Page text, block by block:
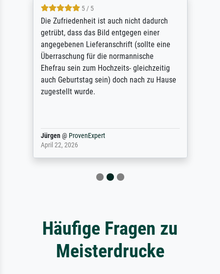
5 / 5
Die Zufriedenheit ist auch nicht dadurch
getrübt, dass das Bild entgegen einer
angegebenen Lieferanschrift (sollte eine
Überraschung für die normannische
Ehefrau sein zum Hochzeits- gleichzeitig
auch Geburtstag sein) doch nach zu Hause
zugestellt wurde.
Jürgen@ ProvenExpert
April 22, 2026
Häufige Fragen zu
Meisterdrucke